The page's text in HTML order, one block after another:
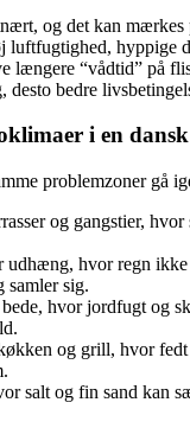
og det kan mærkes
luftfugtighed, hyppige
længere “vådtid” på
desto bedre
i en
problemzoner gå
og gangstier,
udhæng, hvor regn
samler sig.
hvor jordfugt og
og grill, hvor fedt
salt og fin sand kan